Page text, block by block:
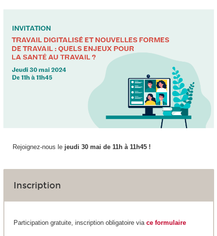
Rejoignez-nous lejeudi 30 mai de 11h à 11h45 !
Inscription
Participation gratuite, inscription obligatoire via ce formulaire